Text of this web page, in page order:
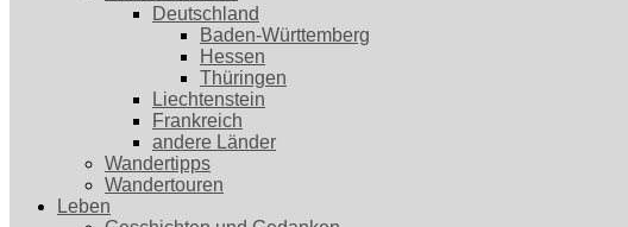
Deutschland
Baden-Württemberg
Hessen
Thüringen
Liechtenstein
Frankreich
andere Länder
Wandertipps
Wandertouren
Leben